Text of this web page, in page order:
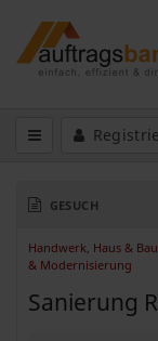
GESUCH
Handwerk, Haus & Bau
& Modernisierung
Sanierung